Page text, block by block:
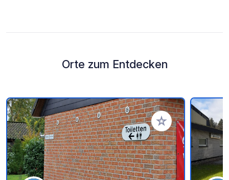
Orte zum Entdecken
Zu Ihren Favoriten